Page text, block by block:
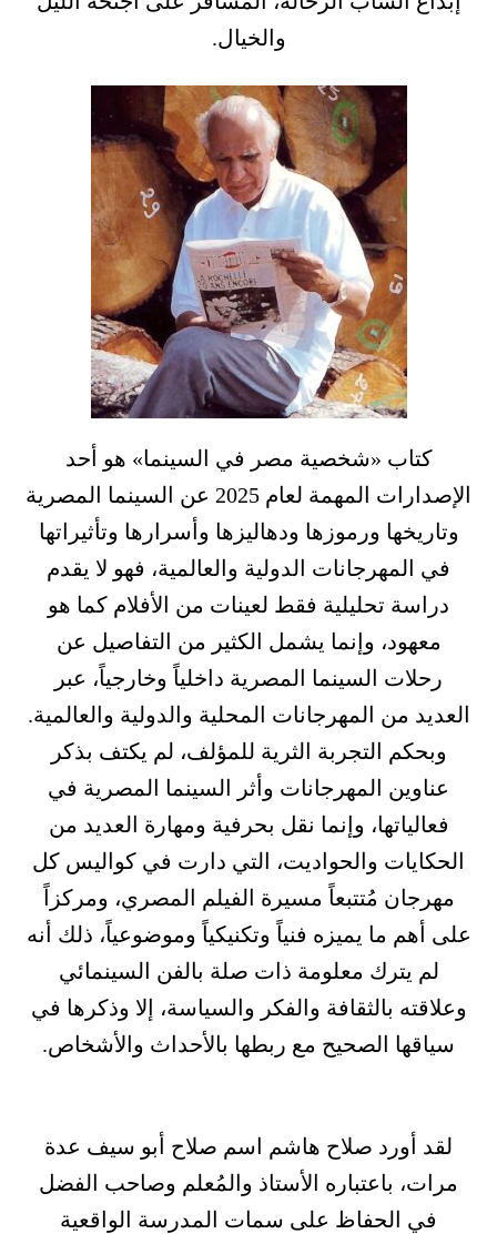
والخيال.
كتاب «شخصية مصر في السينما» هو أحد
الإصدارات المهمة لعام 2025 عن السينما المصرية
وتاريخها ورموزها ودهاليزها وأسرارها وتأثيراتها
في المهرجانات الدولية والعالمية، فهو لا يقدم
دراسة تحليلية فقط لعينات من الأفلام كما هو
معهود، وإنما يشمل الكثير من التفاصيل عن
رحلات السينما المصرية داخلياً وخارجياً، عبر
العديد من المهرجانات المحلية والدولية والعالمية.
وبحكم التجربة الثرية للمؤلف، لم يكتف بذكر
عناوين المهرجانات وأثر السينما المصرية في
فعالياتها، وإنما نقل بحرفية ومهارة العديد من
الحكايات والحواديت، التي دارت في كواليس كل
مهرجان مُتتبعاً مسيرة الفيلم المصري، ومركزاً
على أهم ما يميزه فنياً وتكنيكياً وموضوعياً، ذلك أنه
لم يترك معلومة ذات صلة بالفن السينمائي
وعلاقته بالثقافة والفكر والسياسة، إلا وذكرها في
سياقها الصحيح مع ربطها بالأحداث والأشخاص.
لقد أورد صلاح هاشم اسم صلاح أبو سيف عدة
مرات، باعتباره الأستاذ والمُعلم وصاحب الفضل
في الحفاظ على سمات المدرسة الواقعية